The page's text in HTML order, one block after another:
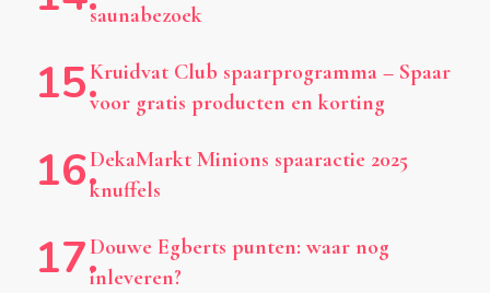
saunabezoek
Kruidvat Club spaarprogramma – Spaar
voor gratis producten en korting
DekaMarkt Minions spaaractie 2025
knuffels
Douwe Egberts punten: waar nog
inleveren?